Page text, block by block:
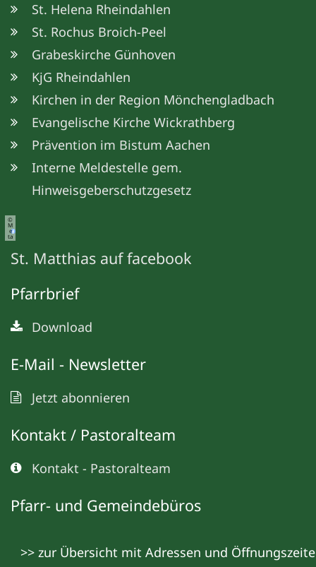
St. Helena Rheindahlen
St. Rochus Broich-Peel
Grabeskirche Günhoven
KjG Rheindahlen
Kirchen in der Region Mönchengladbach
Evangelische Kirche Wickrathberg
Prävention im Bistum Aachen
Interne Meldestelle gem.
Hinweisgeberschutzgesetz
©
M
e
ta
St. Matthias auf facebook
Pfarrbrief
Download
E-Mail - Newsletter
Jetzt abonnieren
Kontakt / Pastoralteam
Kontakt - Pastoralteam
Pfarr- und Gemeindebüros
>> zur Übersicht mit Adressen und